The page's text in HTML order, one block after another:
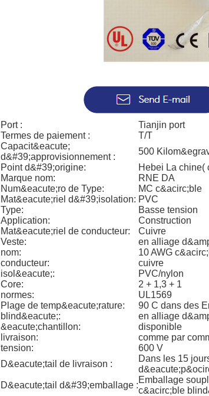
Port :
Tianjin port
Termes de paiement :
T/T
Capacit&eacute;
d&#39;approvisionnement :
500
Point d&#39;origine:
Hebei La chine(
Marque nom:
RNE DA
Num&eacute;ro de Type:
MC c&acirc;ble
Mat&eacute;riel d&#39;isolation: PVC
Type:
Basse tension
Application:
Construction
Mat&eacute;riel de conducteur:
Cuivre
Veste:
en alliage
nom:
10 AWG
conducteur:
cuivre
isol&eacute;:
PVC/nylon
Core:
2 + 1,3 + 1
normes:
UL1569
Plage de temp&eacute;rature:
90 C dans des
blind&eacute;:
en alliage
&eacute;chantillon:
disponible
livraison:
comme par
tension:
600 V
D&eacute;tail de livraison :
Dans les 15
D&eacute;tail d&#39;emballage :
Emballage
c&acirc;ble